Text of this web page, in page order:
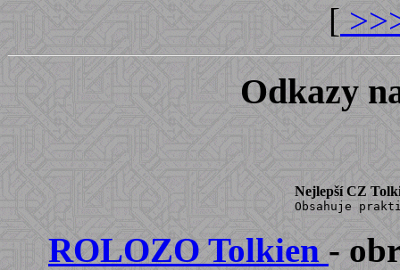
[
Odkazy
Nejlepší CZ
Obsahuje
ROLOZO Tolkien -